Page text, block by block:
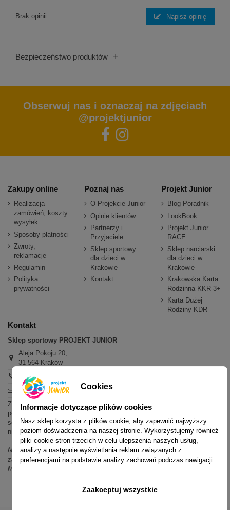
Brak opinii Napisz opinię
Bezpieczeństwo produktów +
Obserwuj nas i oznaczaj na zdjęciach
@projektjunior
Zakupy online
Realizacja
zamówień, koszty
wysyłek
Sposoby płatności
Zwroty,
reklamacje
Regulamin
Polityka
prywatności
Poznaj nas
O Projekcie Junior
Opinie klientów
Partnerzy i
Przyjaciele
Sklep sportowy
dla dzieci w
Krakowie
Kontakt
Projekt Junior
Blog-Poradnik
LookBook
Projekt Junior
RACE
Sklep narciarski
dla dzieci w
Krakowie
Krakowska Karta
Rodzinna KKR 3+
Karta Dużej
Rodziny KDR
Kontakt
Sklep sportowy PROJEKT JUNIOR
Aleja Pokoju 20,
31-564 Kraków
+48 600 779 897
sklep@projektjunior.pl
Zapraszamy do sklepu stacjonarnego:
poniedziałek - piątek: 11.00-19.00
sobota: 10.00-14.00
niedziela (każda): nieczynne
Nie odpowiadamy na wiadomości SMS. W sprawach dotyczących
zamówień i oferty prosimy o kontakt mailowy, telefoniczny lub przez
Messenger.
Cookies
Informacje dotyczące plików cookies
Nasz sklep korzysta z plików cookie, aby zapewnić najwyższy
poziom doświadczenia na naszej stronie. Wykorzystujemy również
pliki cookie stron trzecich w celu ulepszenia naszych usług,
analizy a następnie wyświetlania reklam związanych z
preferencjami na podstawie analizy zachowań podczas nawigacji.
Zaakceptuj wszystkie